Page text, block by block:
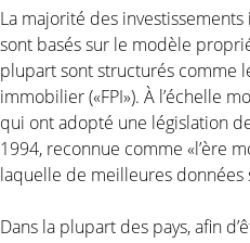
La majorité des
sont basés sur le modèle
plupart sont structurés comme
immobilier («FPI»). À l’échelle
qui ont adopté une législation
1994, reconnue comme «l’ère
laquelle de meilleures données
Dans la plupart des pays, afin